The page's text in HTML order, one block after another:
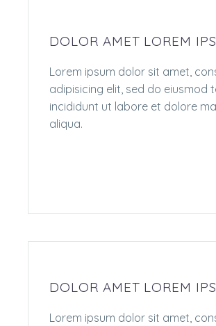
DOLOR AMET LOREM
Lorem ipsum dolor sit amet,
adipisicing elit, sed do eiusmod
incididunt ut labore et dolore
aliqua.
DOLOR AMET LOREM
Lorem ipsum dolor sit amet,